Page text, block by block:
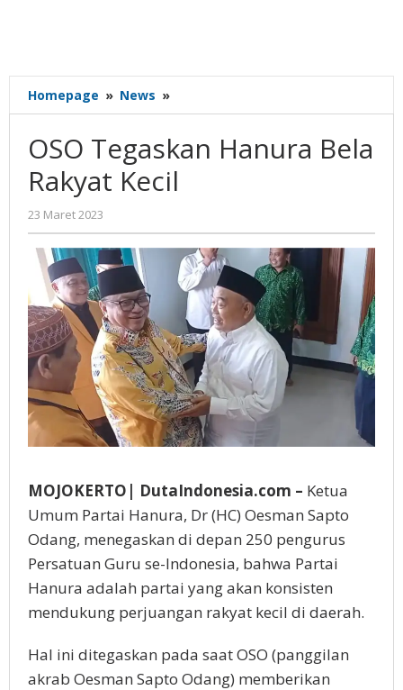
Homepage » News »
Tegaskan
Bela
Rakyat
Kecil
OSO Tegaskan Hanura Bela
Rakyat Kecil
23 Maret 2023
Gatot
Susanto
MOJOKERTO| DutaIndonesia.com – Ketua
Umum Partai Hanura, Dr (HC) Oesman Sapto
Odang, menegaskan di depan 250 pengurus
Persatuan Guru se-Indonesia, bahwa Partai
Hanura adalah partai yang akan konsisten
mendukung perjuangan rakyat kecil di daerah.
Hal ini ditegaskan pada saat OSO (panggilan
akrab Oesman Sapto Odang) memberikan